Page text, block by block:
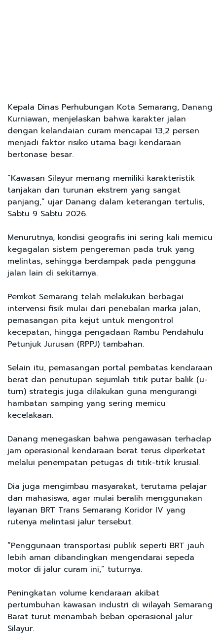
Kepala Dinas Perhubungan Kota Semarang, Danang
Kurniawan, menjelaskan bahwa karakter jalan
dengan kelandaian curam mencapai 13,2 persen
menjadi faktor risiko utama bagi kendaraan
bertonase besar.
“Kawasan Silayur memang memiliki karakteristik
tanjakan dan turunan ekstrem yang sangat
panjang,” ujar Danang dalam keterangan tertulis,
Sabtu 9 Sabtu 2026.
Menurutnya, kondisi geografis ini sering kali memicu
kegagalan sistem pengereman pada truk yang
melintas, sehingga berdampak pada pengguna
jalan lain di sekitarnya.
Pemkot Semarang telah melakukan berbagai
intervensi fisik mulai dari penebalan marka jalan,
pemasangan pita kejut untuk mengontrol
kecepatan, hingga pengadaan Rambu Pendahulu
Petunjuk Jurusan (RPPJ) tambahan.
Selain itu, pemasangan portal pembatas kendaraan
berat dan penutupan sejumlah titik putar balik (u-
turn) strategis juga dilakukan guna mengurangi
hambatan samping yang sering memicu
kecelakaan.
Danang menegaskan bahwa pengawasan terhadap
jam operasional kendaraan berat terus diperketat
melalui penempatan petugas di titik-titik krusial.
Dia juga mengimbau masyarakat, terutama pelajar
dan mahasiswa, agar mulai beralih menggunakan
layanan BRT Trans Semarang Koridor IV yang
rutenya melintasi jalur tersebut.
“Penggunaan transportasi publik seperti BRT jauh
lebih aman dibandingkan mengendarai sepeda
motor di jalur curam ini,” tuturnya.
Peningkatan volume kendaraan akibat
pertumbuhan kawasan industri di wilayah Semarang
Barat turut menambah beban operasional jalur
Silayur.